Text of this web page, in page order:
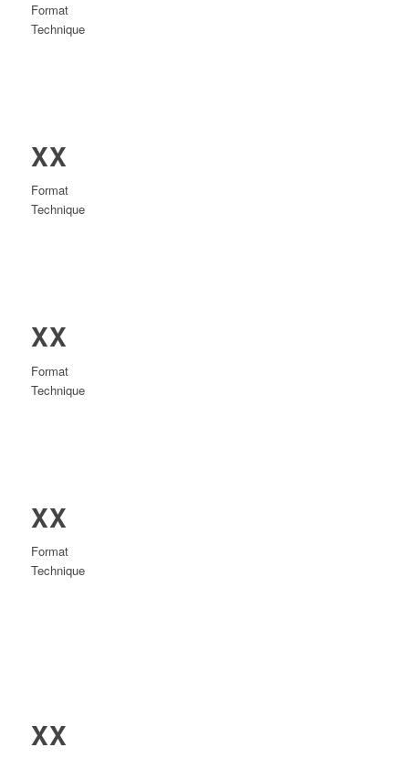
Format
Technique
XX
Format
Technique
XX
Format
Technique
XX
Format
Technique
XX